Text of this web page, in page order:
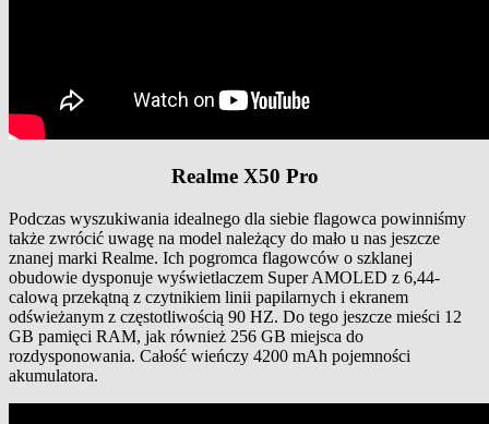
Realme X50 Pro
Podczas wyszukiwania idealnego dla siebie flagowca powinniśmy
także zwrócić uwagę na model należący do mało u nas jeszcze
znanej marki Realme. Ich pogromca flagowców o szklanej
obudowie dysponuje wyświetlaczem Super AMOLED z 6,44-
calową przekątną z czytnikiem linii papilarnych i ekranem
odświeżanym z częstotliwością 90 HZ. Do tego jeszcze mieści 12
GB pamięci RAM, jak również 256 GB miejsca do
rozdysponowania. Całość wieńczy 4200 mAh pojemności
akumulatora.